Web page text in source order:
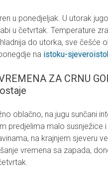
u ponedjeljak. U utorak
u četvrtak. Temperature
do utorka, sve češće
na istoku-
ZA CRNU
oblačno, na jugu sunčani
predjelima malo susnježice
na krajnjem sjeveru
vremena sa zapada,